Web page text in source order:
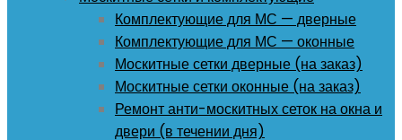
Комплектующие для МС — дверные
Комплектующие для МС — оконные
Москитные сетки дверные (на заказ)
Москитные сетки оконные (на заказ)
Ремонт анти-москитных сеток на окна и
двери (в течении дня)